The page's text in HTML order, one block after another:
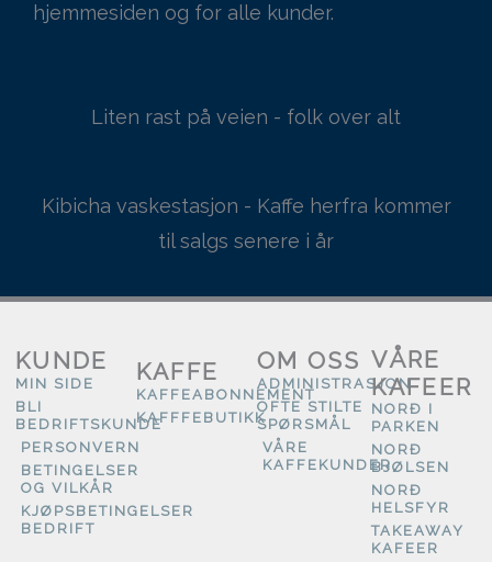
hjemmesiden og for alle kunder.
Liten rast på veien - folk over alt
Kibicha vaskestasjon - Kaffe herfra kommer
til salgs senere i år
KUNDE
MIN SIDE
BLI
BEDRIFTSKUNDE
PERSONVERN
BETINGELSER
OG VILKÅR
KJØPSBETINGELSER
BEDRIFT
KAFFE
KAFFEABONNEMENT
KAFFFEBUTIKK
OM OSS
ADMINISTRASJON
OFTE STILTE
SPØRSMÅL
VÅRE
KAFFEKUNDER
VÅRE
KAFEER
NORÐ I
PARKEN
NORÐ
BJØLSEN
NORÐ
HELSFYR
TAKEAWAY
KAFEER